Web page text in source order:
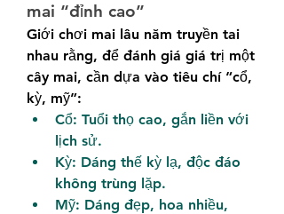
mai “đỉnh cao”
Giới chơi mai lâu năm truyền tai
nhau rằng, để đánh giá giá trị một
cây mai, cần dựa vào tiêu chí “cổ,
kỳ, mỹ”:
Cổ: Tuổi thọ cao, gắn liền với
lịch sử.
Kỳ: Dáng thế kỳ lạ, độc đáo
không trùng lặp.
Mỹ: Dáng đẹp, hoa nhiều,